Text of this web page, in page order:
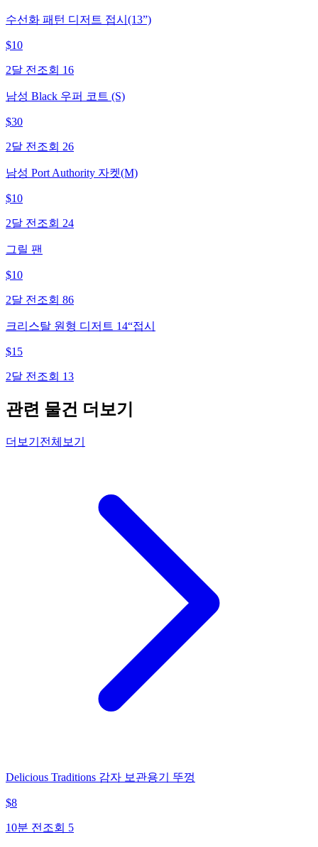
수선화 패턴 디저트 접시(13”)
$10
2달 전 조회 16
남성 Black 우퍼 코트 (S)
$30
2달 전 조회 26
남성 Port Authority 자켓(M)
$10
2달 전 조회 24
그릴 팬
$10
2달 전 조회 86
크리스탈 원형 디저트 14“접시
$15
2달 전 조회 13
관련 물건 더보기
더보기 전체보기
Delicious Traditions 감자 보관용기 뚜껑
$8
10분 전 조회 5